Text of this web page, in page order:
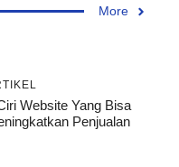
More
Website Yang Bisa
Penjualan